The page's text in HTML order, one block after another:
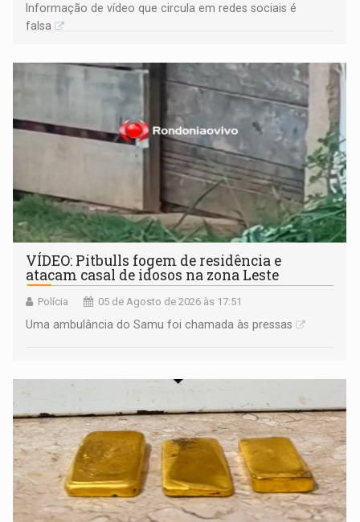
Informação de vídeo que circula em redes sociais é
falsa
VÍDEO: Pitbulls fogem de residência e
atacam casal de idosos na zona Leste
Polícia 05 de Agosto de 2026 às 17:51
Uma ambulância do Samu foi chamada às pressas